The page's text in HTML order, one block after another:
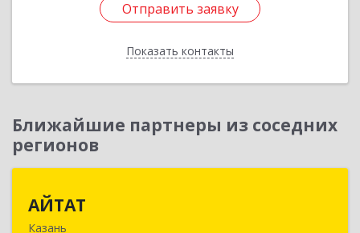
Отправить заявку
Показать контакты
Отправить заявку
Назад
Ближайшие партнеры из соседних
регионов
АЙТАТ
Казань